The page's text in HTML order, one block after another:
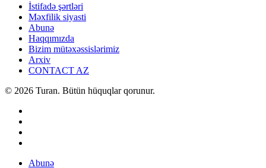
İstifadə şərtləri
Məxfilik siyasti
Abunə
Haqqımızda
Bizim mütəxəssislərimiz
Arxiv
CONTACT AZ
© 2026 Turan. Bütün hüquqlar qorunur.
Abunə